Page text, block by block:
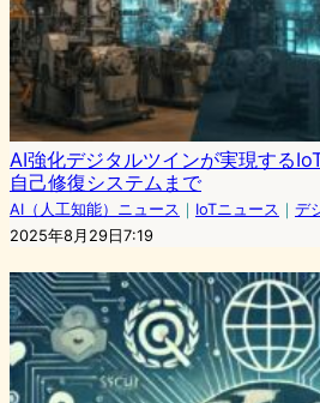
AI強化デジタルツインが実現する
自己修復システムまで
AI（人工知能）ニュース ｜ IoTニュース ｜ デ
2025年8月29日7:19